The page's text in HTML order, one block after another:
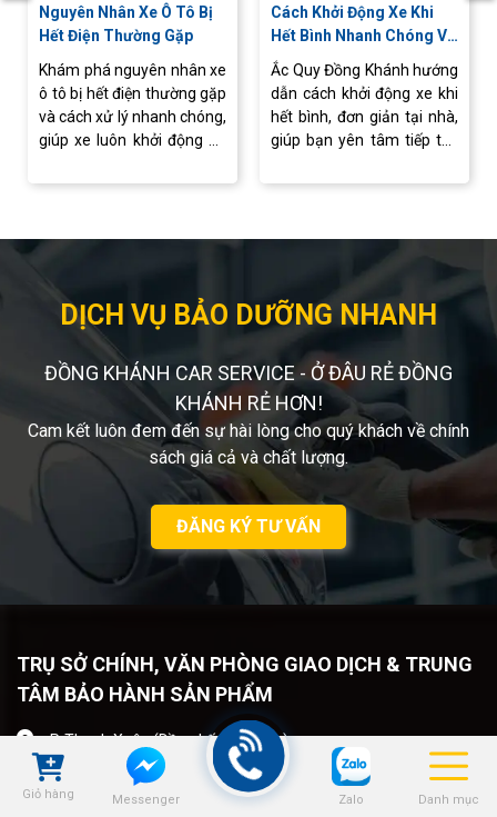
Giỏ hàng Messenger Zalo Danh mục
Nguyên Nhân Xe Ô Tô Bị
Hết Điện Thường Gặp
Khám phá nguyên nhân xe
ô tô bị hết điện thường gặp
và cách xử lý nhanh chóng,
giúp xe luôn khởi động ổn
Cách Khởi Động Xe Khi
Hết Bình Nhanh Chóng Và
An Toàn
Ắc Quy Đồng Khánh hướng
dẫn cách khởi động xe khi
hết bình, đơn giản tại nhà,
giúp bạn yên tâm tiếp tục
gián đoạn.
DỊCH VỤ BẢO DƯỠNG NHANH
ĐỒNG KHÁNH CAR SERVICE - Ở ĐÂU RẺ ĐỒNG
KHÁNH RẺ HƠN!
Cam kết luôn đem đến sự hài lòng cho quý khách về chính
sách giá cả và chất lượng.
ĐĂNG KÝ TƯ VẤN
TRỤ SỞ CHÍNH, VĂN PHÒNG GIAO DỊCH & TRUNG
TÂM BẢO HÀNH SẢN PHẨM
P. Thanh Xuân (Dầu - Lốp - Ắc quy)
251 Nguyễn Xiển, Tân Triều, Thanh Xuân, Hà Nội